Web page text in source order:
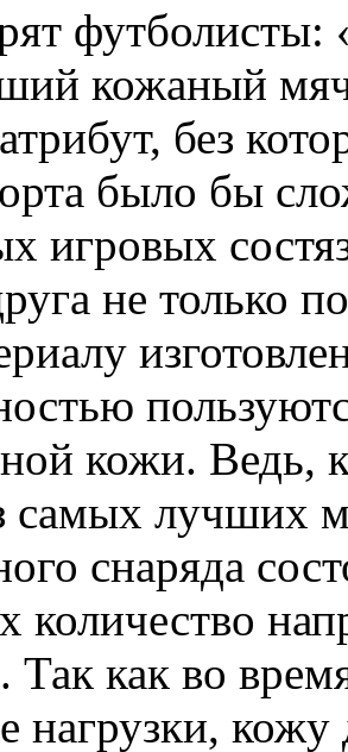
футболисты:
кожаный
без
было бы
игровых
не только
кожи. Ведь,
самых лучших
снаряда
количество
Так как во
нагрузки, кожу